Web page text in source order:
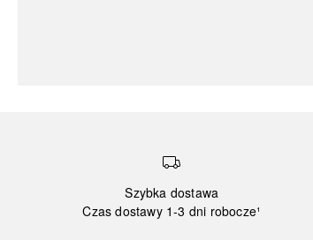
Szybka dostawa
Czas dostawy 1-3 dni robocze¹